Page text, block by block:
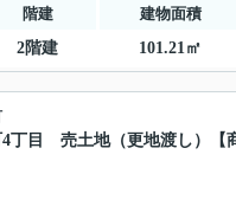
階建 建物面積
2階建 101.21㎡
4丁目 売土地（更地渡し）【